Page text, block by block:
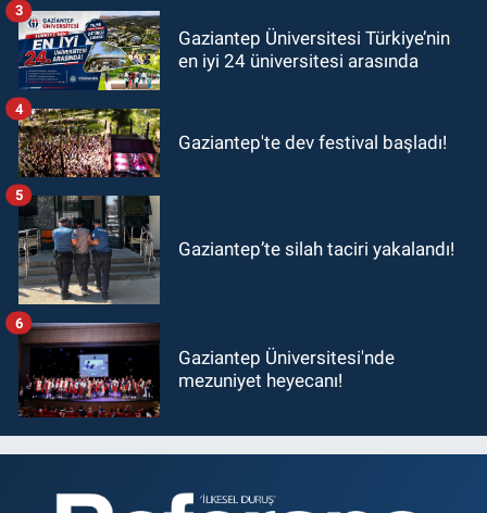
Gaziantep Üniversitesi Türkiye’nin
en iyi 24 üniversitesi arasında
3
Gaziantep'te dev festival başladı!
4
Gaziantep’te silah taciri yakalandı!
5
Gaziantep Üniversitesi'nde
mezuniyet heyecanı!
6